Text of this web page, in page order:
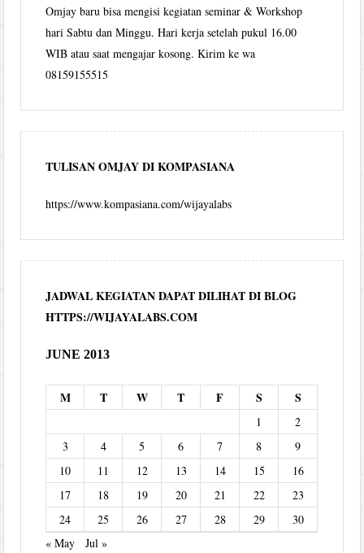
Omjay baru bisa mengisi kegiatan seminar & Workshop
hari Sabtu dan Minggu. Hari kerja setelah pukul 16.00
WIB atau saat mengajar kosong. Kirim ke wa
08159155515
TULISAN OMJAY DI KOMPASIANA
https://www.kompasiana.com/wijayalabs
JADWAL KEGIATAN DAPAT DILIHAT DI BLOG
HTTPS://WIJAYALABS.COM
JUNE 2013
M T W T F S S
1
2
3
4 5 6 7 8
9
10
11 12 13 14 15
16
17
18 19 20 21 22
23
24
25 26 27 28 29
30
« May
Jul »